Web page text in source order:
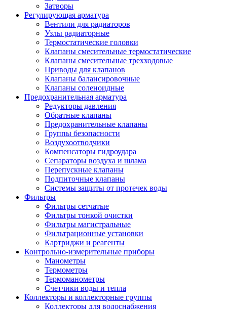
Затворы
Регулирующая арматура
Вентили для радиаторов
Узлы радиаторные
Термостатические головки
Клапаны смесительные термостатические
Клапаны смесительные трехходовые
Приводы для клапанов
Клапаны балансировочные
Клапаны соленоидные
Предохранительная арматура
Редукторы давления
Обратные клапаны
Предохранительные клапаны
Группы безопасности
Воздухоотводчики
Компенсаторы гидроудара
Сепараторы воздуха и шлама
Перепускные клапаны
Подпиточные клапаны
Системы защиты от протечек воды
Фильтры
Фильтры сетчатые
Фильтры тонкой очистки
Фильтры магистральные
Фильтрационные установки
Картриджи и реагенты
Контрольно-измерительные приборы
Манометры
Термометры
Термоманометры
Счетчики воды и тепла
Коллекторы и коллекторные группы
Коллекторы для водоснабжения